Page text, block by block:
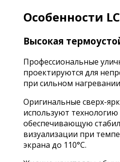
Особенности
Высокая
Профессиональные
проектируются для
при сильном
Оригинальные сверх-
используют
обеспечивающую
визуализации при
экрана до 110°C.